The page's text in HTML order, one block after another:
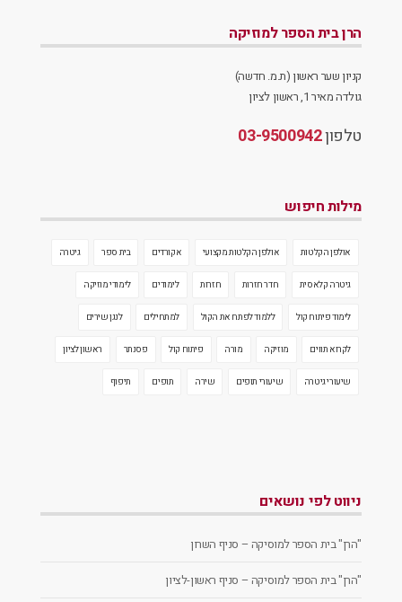
הרן בית הספר למוזיקה
קניון שער ראשון (ת.מ. חדשה)
גולדה מאיר 1, ראשון לציון
טלפון03-9500942
מילות חיפוש
אולפן הקלטות אולפן הקלטות מקצועי אקורדים בית ספר גיטרה
גיטרה קלאסית חדר חזרות חזרות לימודים לימודי מוזיקה
לימוד פיתוח קול ללמוד לפתח את הקול למתחילים לנגן שירים
לקרוא תווים מוזיקה מורה פיתוח קול פסנתר ראשון לציון
שיעורי גיטרה שיעורי תופים שירה תופים תיפוף
ניווט לפי נושאים
"הרן" בית הספר למוסיקה – סניף השרון
"הרן" בית הספר למוסיקה – סניף ראשון-לציון